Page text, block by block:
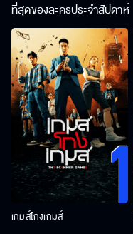
ที่สุดของละครประจำสัปดาห์
เกมส์โกงเกมส์